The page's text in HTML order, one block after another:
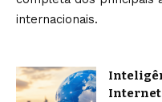
internacionais.